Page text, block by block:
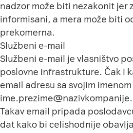
nadzor može biti nezakonit jer
informisani, a mera može biti
prekomerna.
Službeni e-mail
Službeni e-mail je vlasništvo
poslovne infrastrukture. Čak i
email adresu sa svojim
Takav email pripada
dat kako bi celishodnije